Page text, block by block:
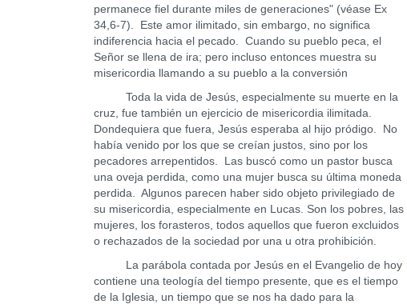
permanece fiel durante miles de generaciones" (véase Ex
34,6-7). Este amor ilimitado, sin embargo, no significa
indiferencia hacia el pecado. Cuando su pueblo peca, el
Señor se llena de ira; pero incluso entonces muestra su
misericordia llamando a su pueblo a la conversión
Toda la vida de Jesús, especialmente su muerte en la
cruz, fue también un ejercicio de misericordia ilimitada.
Dondequiera que fuera, Jesús esperaba al hijo pródigo. No
había venido por los que se creían justos, sino por los
pecadores arrepentidos. Las buscó como un pastor busca
una oveja perdida, como una mujer busca su última moneda
perdida. Algunos parecen haber sido objeto privilegiado de
su misericordia, especialmente en Lucas. Son los pobres, las
mujeres, los forasteros, todos aquellos que fueron excluidos
o rechazados de la sociedad por una u otra prohibición.
La parábola contada por Jesús en el Evangelio de hoy
contiene una teología del tiempo presente, que es el tiempo
de la Iglesia, un tiempo que se nos ha dado para la